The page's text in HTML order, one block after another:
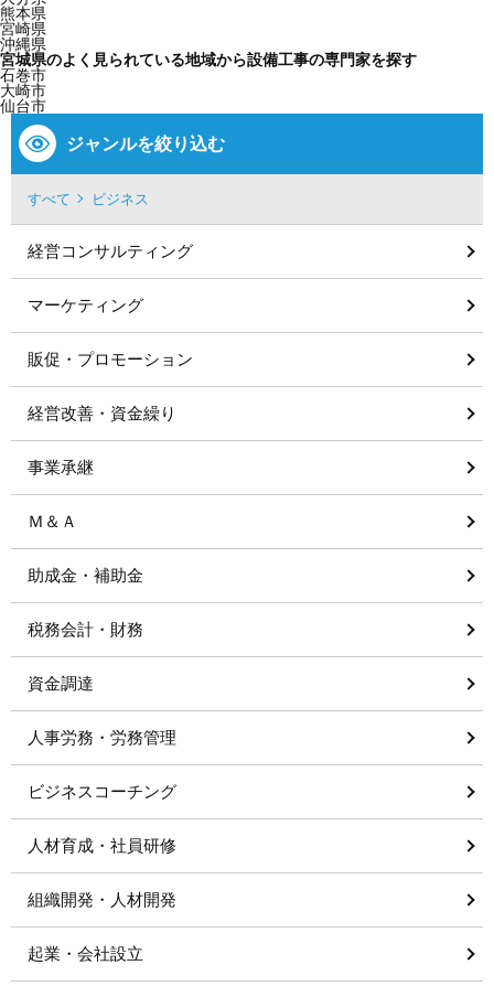
熊本県
宮崎県
沖縄県
宮城県のよく見られている地域から設備工事の専門家を探す
石巻市
大崎市
仙台市
ジャンルを絞り込む
すべて ビジネス
経営コンサルティング
マーケティング
販促・プロモーション
経営改善・資金繰り
事業承継
Ｍ＆Ａ
助成金・補助金
税務会計・財務
資金調達
人事労務・労務管理
ビジネスコーチング
人材育成・社員研修
組織開発・人材開発
起業・会社設立